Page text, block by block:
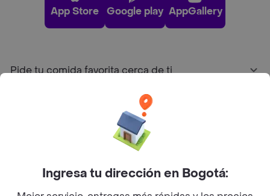
App Store Google play AppGallery
Pide tu comida favorita cerca de ti
Sobre RappiIngresa tu dirección en Bogotá: